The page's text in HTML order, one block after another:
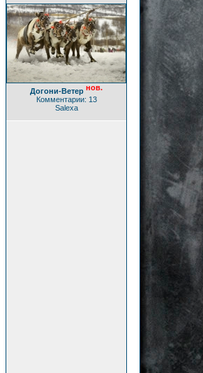
Догони-Ветер нов.
Комментарии: 13
Salexa